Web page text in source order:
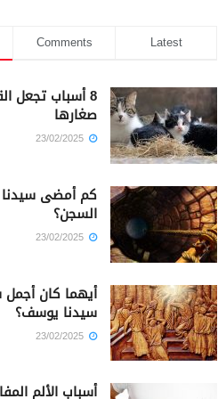
Comments Latest
8 أسباب تجعل
صغارها
كم أمضى
السجن؟
أيهما كان
سيدنا يوسف؟
أسباب الألم